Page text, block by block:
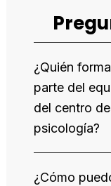
¿Quién forma
parte del
del centro de
psicología?
¿Cómo